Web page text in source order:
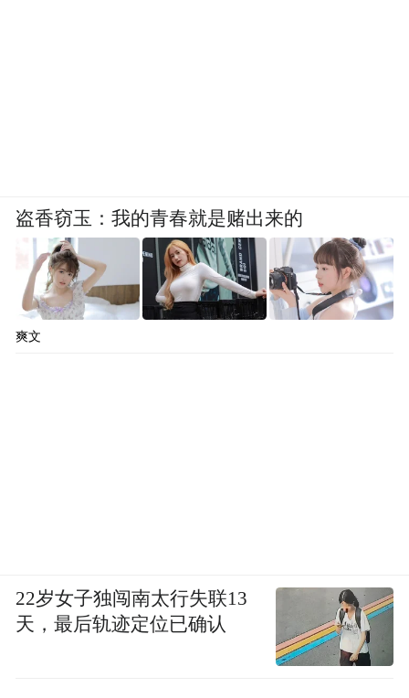
盗香窃玉：我的青春就是赌出来的
爽文
22岁女子独闯南太行失联13
天，最后轨迹定位已确认